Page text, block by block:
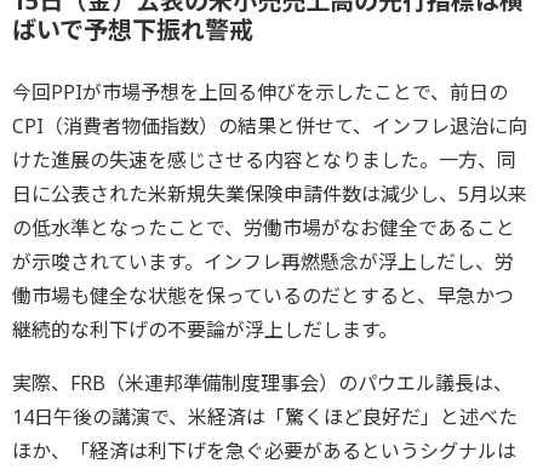
ばいで予想下振れ警戒
今回PPIが市場予想を上回る伸びを示したことで、前日の
CPI（消費者物価指数）の結果と併せて、インフレ退治に向
けた進展の失速を感じさせる内容となりました。一方、同
日に公表された米新規失業保険申請件数は減少し、5月以来
の低水準となったことで、労働市場がなお健全であること
が示唆されています。インフレ再燃懸念が浮上しだし、労
働市場も健全な状態を保っているのだとすると、早急かつ
継続的な利下げの不要論が浮上しだします。
実際、FRB（米連邦準備制度理事会）のパウエル議長は、
14日午後の講演で、米経済は「驚くほど良好だ」と述べた
ほか、「経済は利下げを急ぐ必要があるというシグナルは